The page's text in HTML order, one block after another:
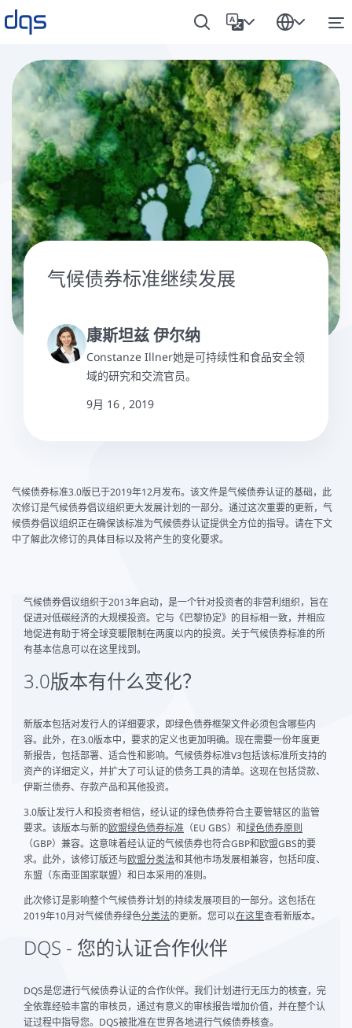
气候债券标准继续发展
康斯坦兹 伊尔纳
Constanze Illner她是可持续性和食品安全领
域的研究和交流官员。
9月 16 , 2019
气候债券标准3.0版已于2019年12月发布。该文件是气候债券认证的基础，此
次修订是气候债券倡议组织更大发展计划的一部分。通过这次重要的更新，气
候债券倡议组织正在确保该标准为气候债券认证提供全方位的指导。请在下文
中了解此次修订的具体目标以及将产生的变化要求。
气候债券倡议组织于2013年启动，是一个针对投资者的非营利组织，旨在
促进对低碳经济的大规模投资。它与《巴黎协定》的目标相一致，并相应
地促进有助于将全球变暖限制在两度以内的投资。关于气候债券标准的所
有基本信息可以在这里找到。
3.0版本有什么变化？
新版本包括对发行人的详细要求，即绿色债券框架文件必须包含哪些内
容。此外，在3.0版本中，要求的定义也更加明确。现在需要一份年度更
新报告，包括部署、适合性和影响。气候债券标准V3包括该标准所支持的
资产的详细定义，并扩大了可认证的债务工具的清单。这现在包括贷款、
伊斯兰债券、存款产品和其他投资。
3.0版让发行人和投资者相信，经认证的绿色债券符合主要管辖区的监管
要求。该版本与新的欧盟绿色债券标准 （EU GBS）和绿色债券原则
（GBP）兼容。这意味着经认证的气候债券也符合GBP和欧盟GBS的要
求。此外，该修订版还与欧盟分类法和其他市场发展相兼容，包括印度、
东盟（东南亚国家联盟）和日本采用的准则。
此次修订是影响整个气候债券计划的持续发展项目的一部分。这包括在
2019年10月对气候债券绿色分类法的更新。您可以在这里查看新版本。
DQS - 您的认证合作伙伴
DQS是您进行气候债券认证的合作伙伴。我们计划进行无压力的核查，完
全依靠经验丰富的审核员，通过有意义的审核报告增加价值，并在整个认
证过程中指导您。DQS被批准在世界各地进行气候债券核查。